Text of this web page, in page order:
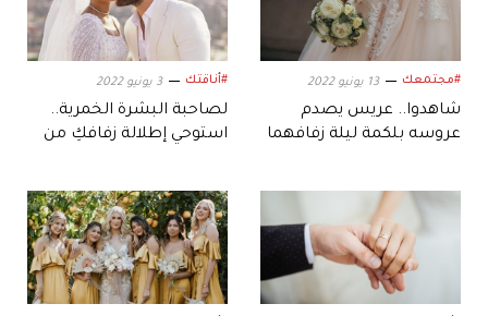
#مجتمعك 13 يونيو 2022
شاهدوا.. عريس يصدم
عروسه بلكمة ليلة زفافهما
#أناقتك 3 يونيو 2022
لصاحبة البشرة الخمرية..
استوحي إطلالة زفافكِ من